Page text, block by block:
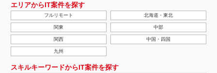
エリアからIT案件を探す
フルリモート 北海道・東北
関東 中部
関西 中国・四国
九州
スキルキーワードからIT案件を探す